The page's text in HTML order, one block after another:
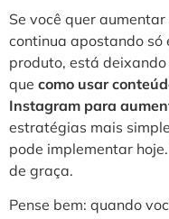
Se você quer
continua apostando só
produto, está
que como usar
Instagram para
estratégias mais
pode implementar
de graça.
Pense bem: quando